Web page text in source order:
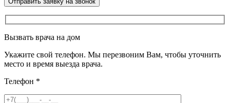
Вызвать врача на дом
Укажите свой телефон. Мы перезвоним Вам, чтобы уточнить
место и время выезда врача.
Телефон *